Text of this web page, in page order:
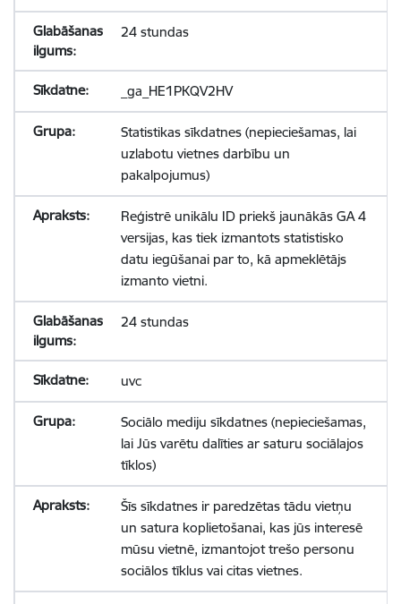
24 stundas
_ga_HE1PKQV2HV
Statistikas sīkdatnes (nepieciešamas, lai
uzlabotu vietnes darbību un
pakalpojumus)
Reģistrē unikālu ID priekš jaunākās GA 4
versijas, kas tiek izmantots statistisko
datu iegūšanai par to, kā apmeklētājs
izmanto vietni.
24 stundas
uvc
Sociālo mediju sīkdatnes (nepieciešamas,
lai Jūs varētu dalīties ar saturu sociālajos
tīklos)
Šīs sīkdatnes ir paredzētas tādu vietņu
un satura koplietošanai, kas jūs interesē
mūsu vietnē, izmantojot trešo personu
sociālos tīklus vai citas vietnes.